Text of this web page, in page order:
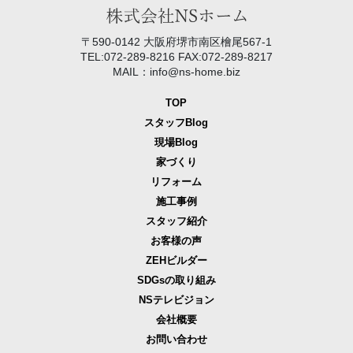
〒590-0142 大阪府堺市南区檜尾567-1
TEL:072-289-8216 FAX:072-289-8217
MAIL：info@ns-home.biz
TOP
スタッフBlog
現場Blog
家づくり
リフォーム
施工事例
スタッフ紹介
お客様の声
ZEHビルダー
SDGsの取り組み
NSテレビジョン
会社概要
お問い合わせ